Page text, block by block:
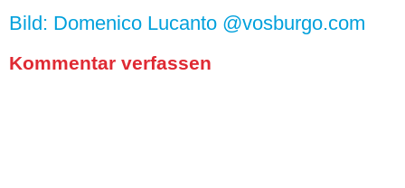
Bild: Domenico Lucanto @vosburgo.com
Kommentar verfassen